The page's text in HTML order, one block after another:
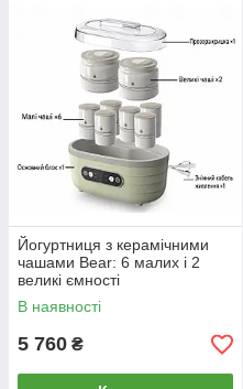
Йогуртниця з керамічними
чашами Bear: 6 малих і 2
великі ємності
В наявності
5 760 ₴